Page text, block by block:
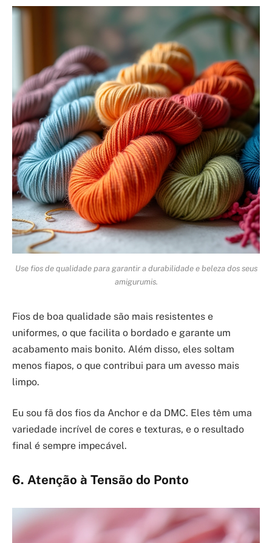
Use fios de qualidade para garantir a durabilidade e beleza dos seus
amigurumis.
Fios de boa qualidade são mais resistentes e
uniformes, o que facilita o bordado e garante um
acabamento mais bonito. Além disso, eles soltam
menos fiapos, o que contribui para um avesso mais
limpo.
Eu sou fã dos fios da Anchor e da DMC. Eles têm uma
variedade incrível de cores e texturas, e o resultado
final é sempre impecável.
6. Atenção à Tensão do Ponto